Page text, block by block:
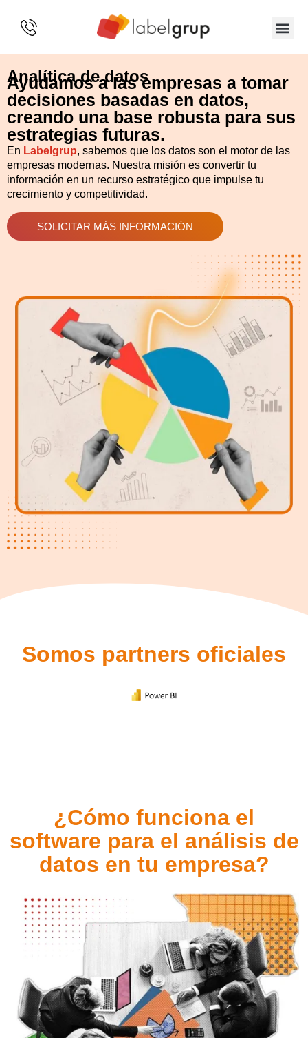
Analítica de datos
Ayudamos a las empresas a tomar
decisiones basadas en datos,
creando una base robusta para sus
estrategias futuras.
En Labelgrup, sabemos que los datos son el motor de las
empresas modernas. Nuestra misión es convertir tu
información en un recurso estratégico que impulse tu
crecimiento y competitividad.
SOLICITAR MÁS INFORMACIÓN
Somos partners oficiales
¿Cómo funciona el
software para el análisis de
datos en tu empresa?